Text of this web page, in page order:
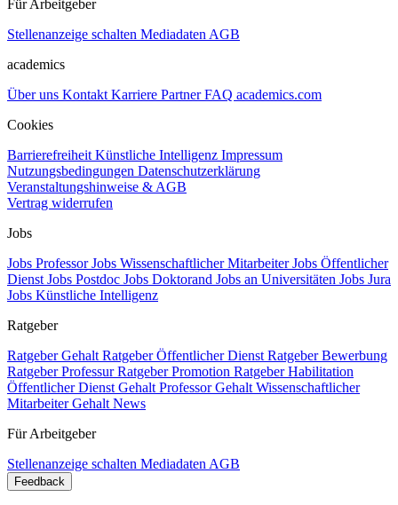
Für Arbeitgeber
Stellenanzeige schalten Mediadaten AGB
academics
Über uns Kontakt Karriere PartnerFAQ academics.com
Cookies
Barrierefreiheit Künstliche Intelligenz Impressum
Nutzungsbedingungen Datenschutzerklärung
Veranstaltungshinweise & AGB
Vertrag widerrufen
Jobs
Jobs ProfessorJobs Wissenschaftlicher MitarbeiterJobs Öffentlicher
Dienst Jobs Postdoc Jobs Doktorand Jobs an Universitäten Jobs Jura
Jobs Künstliche Intelligenz
Ratgeber
Ratgeber Gehalt Ratgeber Öffentlicher Dienst Ratgeber Bewerbung
Ratgeber ProfessurRatgeber Promotion Ratgeber Habilitation
Öffentlicher Dienst Gehalt Professor Gehalt Wissenschaftlicher
Mitarbeiter Gehalt News
Für Arbeitgeber
Stellenanzeige schalten Mediadaten AGB
Feedback